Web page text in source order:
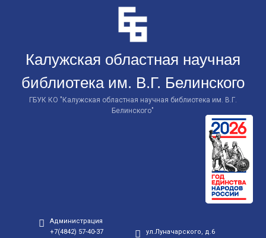
Калужская областная научная
библиотека им. В.Г. Белинского
ГБУК КО "Калужская областная научная библиотека им. В.Г.
Белинского"
Администрация
+7(4842) 57-40-37
ул.Луначарского, д.6